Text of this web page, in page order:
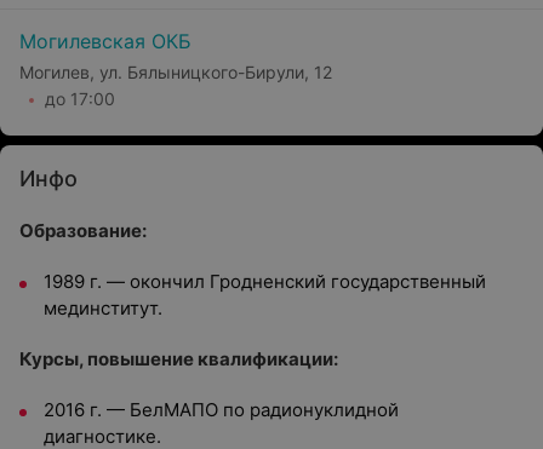
Могилевская ОКБ
Могилев, ул. Бялыницкого-Бирули, 12
до 17:00
Инфо
Образование:
1989 г. — окончил Гродненский государственный
мединститут.
Курсы, повышение квалификации:
2016 г. — БелМАПО по радионуклидной
диагностике.